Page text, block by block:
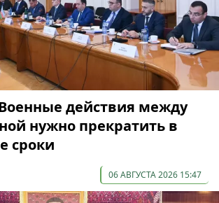
действия между
нужно прекратить в
сроки
06 АВГУСТА 2026 15:47